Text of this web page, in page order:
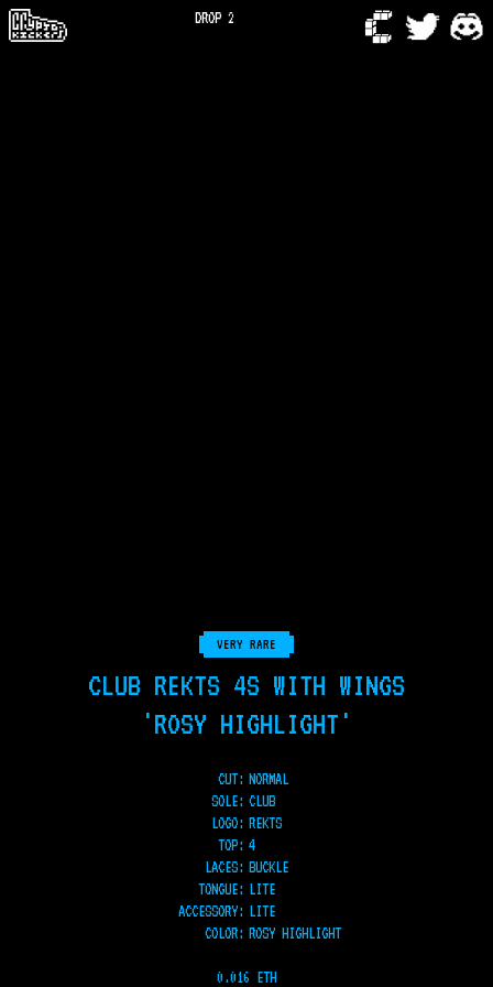
DROP 2
VERY RARE
CLUB REKTS 4S WITH WINGS
'ROSY HIGHLIGHT'
CUT: NORMAL
SOLE: CLUB
LOGO: REKTS
TOP: 4
LACES: BUCKLE
TONGUE: LITE
ACCESSORY: LITE
COLOR: ROSY HIGHLIGHT
0.016 ETH